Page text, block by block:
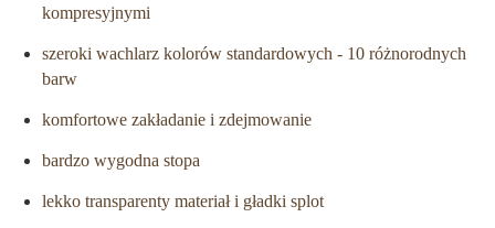
kompresyjnymi
szeroki wachlarz kolorów standardowych - 10 różnorodnych
barw
komfortowe zakładanie i zdejmowanie
bardzo wygodna stopa
lekko transparenty materiał i gładki splot